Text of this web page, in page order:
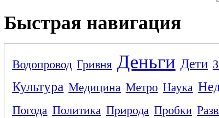
Быстрая навигация
Водопровод Гривня Деньги Дети
Культура Медицина Метро Наука
Погода Политика Природа Пробки